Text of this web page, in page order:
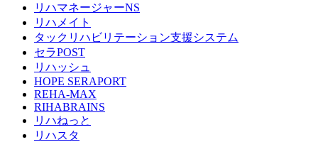
リハマネージャーNS
リハメイト
タックリハビリテーション支援システム
セラPOST
リハッシュ
HOPE SERAPORT
REHA-MAX
RIHABRAINS
リハねっと
リハスタ